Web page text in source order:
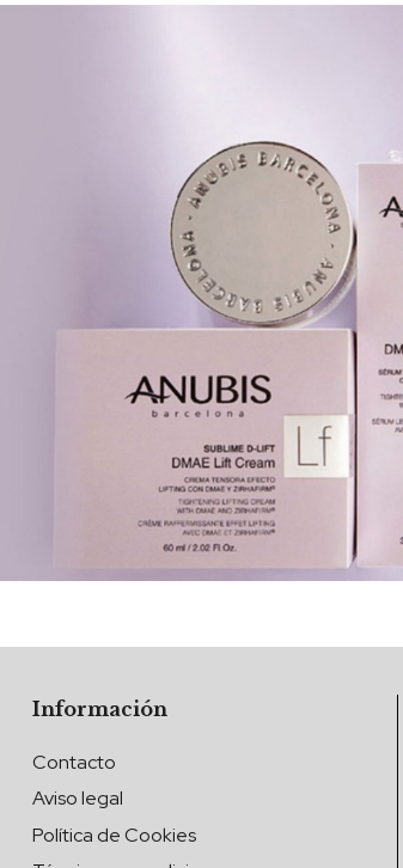
Información
Contacto
Aviso legal
Política de Cookies